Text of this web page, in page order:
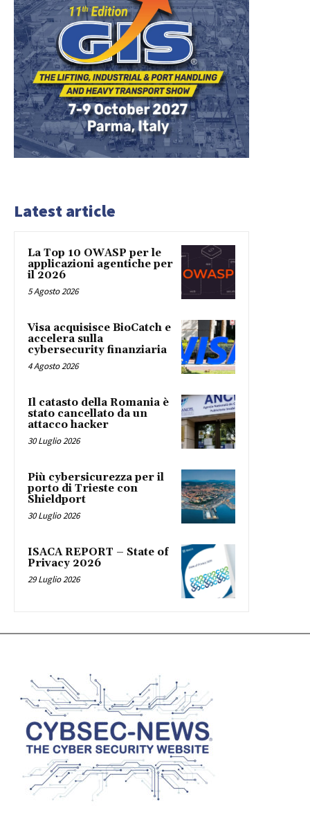
Latest article
La Top 10 OWASP per le
applicazioni agentiche per
il 2026
5 Agosto 2026
Visa acquisisce BioCatch e
accelera sulla
cybersecurity finanziaria
4 Agosto 2026
Il catasto della Romania è
stato cancellato da un
attacco hacker
30 Luglio 2026
Più cybersicurezza per il
porto di Trieste con
Shieldport
30 Luglio 2026
ISACA REPORT – State of
Privacy 2026
29 Luglio 2026